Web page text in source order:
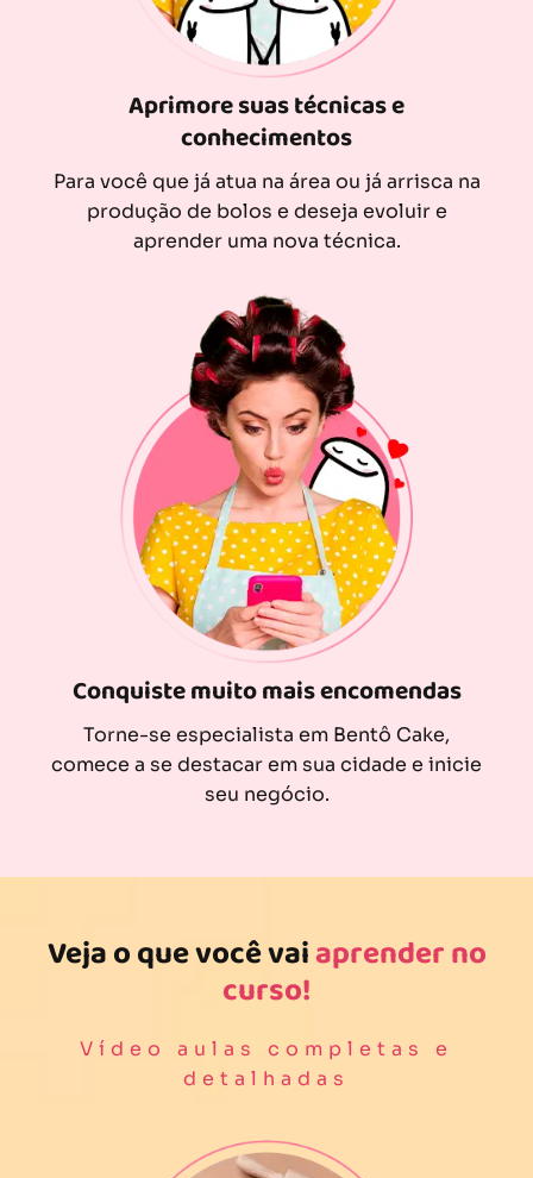
Aprimore suas técnicas e
conhecimentos
Para você que já atua na área ou já arrisca na
produção de bolos e deseja evoluir e
aprender uma nova técnica.
Conquiste muito mais encomendas
Torne-se especialista em Bentô Cake,
comece a se destacar em sua cidade e inicie
seu negócio.
Veja o que você vaiaprender no
curso!
Vídeo aulas completas e
detalhadas